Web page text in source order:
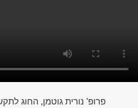
פרופ' נורית גוטמן, החוג